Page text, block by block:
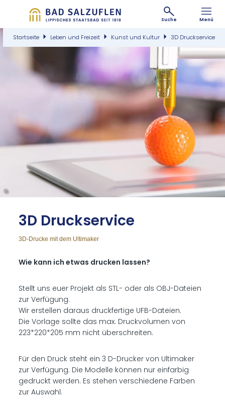
Suche Menü
Startseite Leben und Freizeit Kunst und Kultur 3D Druckservice
©
3D Druck­ser­vice
3D-Drucke mit dem Ultimaker
Wie kann ich etwas drucken lassen?
Stellt uns euer Projekt als STL- oder als OBJ-Dateien
zur Verfügung.
Wir erstellen daraus druckfertige UFB-Dateien.
Die Vorlage sollte das max. Druckvolumen von
223*220*205 mm nicht überschreiten.
Für den Druck steht ein 3 D-Drucker von Ultimaker
zur Verfügung. Die Modelle können nur einfarbig
gedruckt werden. Es stehen verschiedene Farben
zur Auswahl.